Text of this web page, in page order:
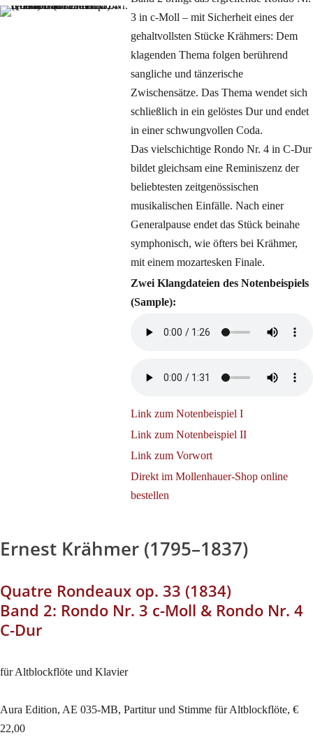
3 in c-Moll – mit Sicherheit eines der
gehaltvollsten Stücke Krähmers: Dem
klagenden Thema folgen berührend
sangliche und tänzerische
Zwischensätze. Das Thema wendet sich
schließlich in ein gelöstes Dur und endet
in einer schwungvollen Coda.
Das vielschichtige Rondo Nr. 4 in C-Dur
bildet gleichsam eine Reminiszenz der
beliebtesten zeitgenössischen
musikalischen Einfälle. Nach einer
Generalpause endet das Stück beinahe
symphonisch, wie öfters bei Krähmer,
mit einem mozartesken Finale.
Zwei Klangdateien des Notenbeispiels
(Sample):
Link zum Notenbeispiel I
Link zum Notenbeispiel II
Link zum Vorwort
Direkt im Mollenhauer-Shop online
bestellen
Ernest Krähmer (1795–1837)
Quatre Rondeaux op. 33 (1834)
Band 2: Rondo Nr. 3 c-Moll & Rondo Nr. 4
C-Dur
für Altblockflöte und Klavier
Aura Edition, AE 035-MB, Partitur und Stimme für Altblockflöte, €
22,00